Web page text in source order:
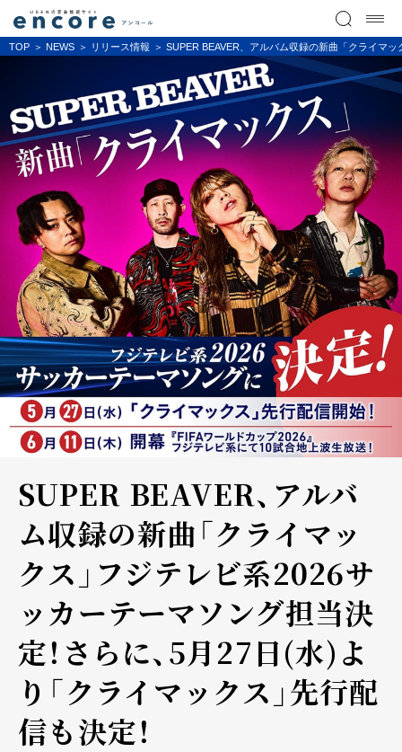
TOP NEWS リリース情報 SUPER BEAVER、アルバム収録の新曲「クライマ
SUPER BEAVER、アルバ
ム収録の新曲「クライマッ
クス」フジテレビ系2026サ
ッカーテーマソング担当決
定！さらに、5月27日(水)よ
り「クライマックス」先行配
信も決定！